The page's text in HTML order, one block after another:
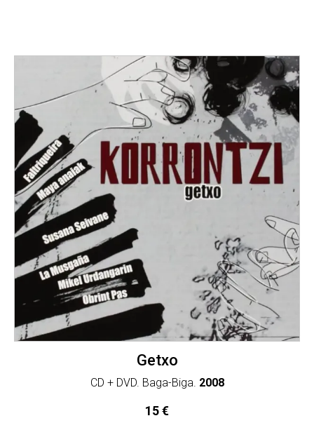
Getxo
CD + DVD. Baga-Biga. 2008
15€